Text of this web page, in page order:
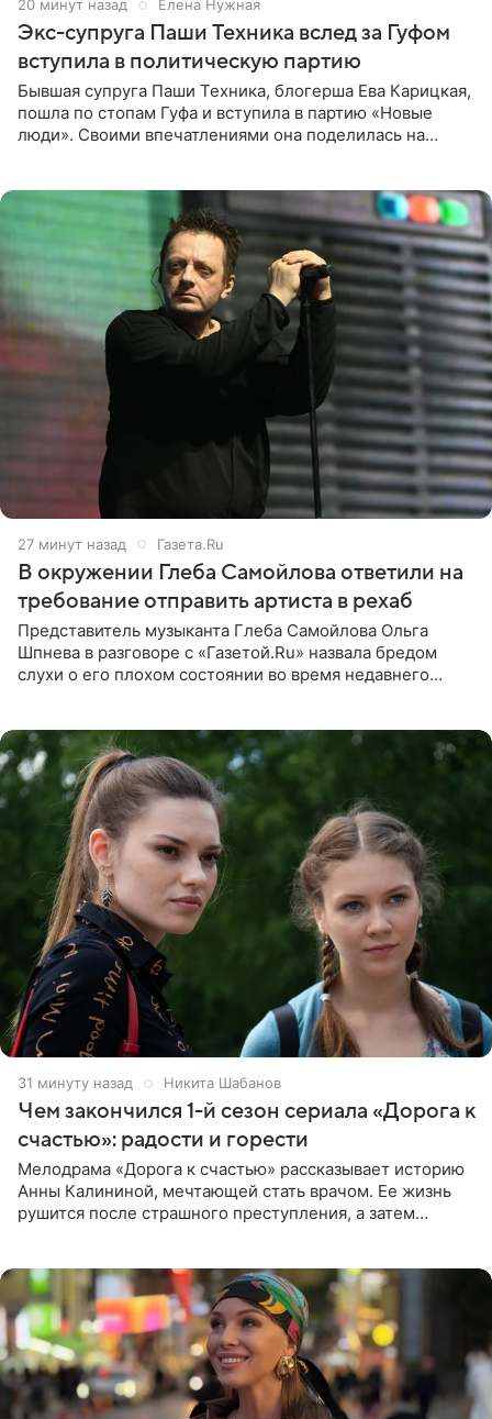
21 минуту назад Елена Нужная
Экс-супруга Паши Техника вслед за Гуфом
вступила в политическую партию
Бывшая супруга Паши Техника, блогерша Ева Карицкая,
пошла по стопам Гуфа и вступила в партию «Новые
люди». Своими впечатлениями она поделилась на
28 минут назад Газета.Ru
В окружении Глеба Самойлова ответили на
требование отправить артиста в рехаб
Представитель музыканта Глеба Самойлова Ольга
Шпнева в разговоре с «Газетой.Ru» назвала бредом
слухи о его плохом состоянии во время недавнего
32 минуты назад Никита Шабанов
Чем закончился 1-й сезон сериала «Дорога к
счастью»: радости и горести
Мелодрама «Дорога к счастью» рассказывает историю
Анны Калининой, мечтающей стать врачом. Ее жизнь
рушится после страшного преступления, а затем